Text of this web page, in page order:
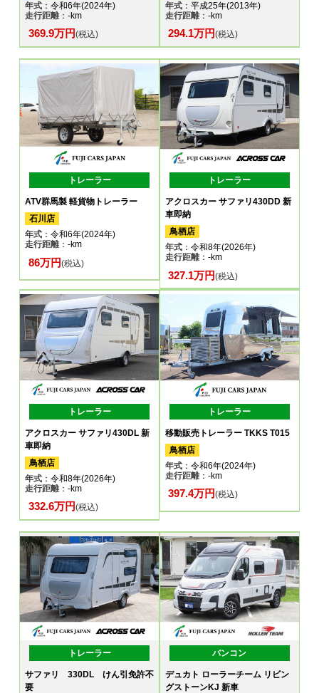
年式 ：令和6年(2024年)
走行距離：-km
369.9万円(税込)
年式：平成25年(2013年)
走行距離：-km
294.1万円(税込)
トレーラー
ATV群馬製 軽貨物トレーラー
石川店
年式 ：令和6年(2024年)
走行距離：-km
86万円(税込)
トレーラー
アクロスカー サファリ430DD 新
車即納
鳥栖店
年式：令和8年(2026年)
走行距離：-km
327.1万円(税込)
トレーラー
アクロスカー サファリ430DL 新
車即納
鳥栖店
年式 ：令和8年(2026年)
走行距離：-km
332.6万円(税込)
トレーラー
移動販売トレーラー TKKS T015
鳥栖店
年式：令和6年(2024年)
走行距離：-km
397.4万円(税込)
トレーラー
サファリ 330DL けん引免許不
要
バンコン
デュカト ローラーチーム リビン
グストーンKJ 新車